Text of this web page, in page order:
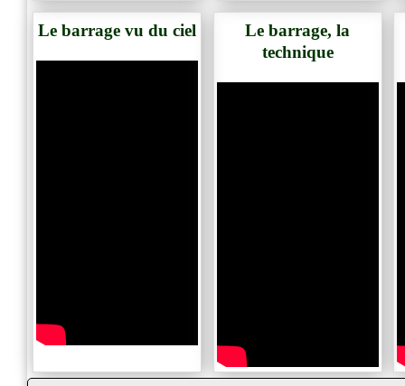
Le barrage vu du ciel
Le barrage, la
technique